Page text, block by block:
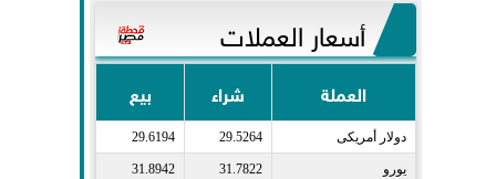
أسعار العملات
العملة شراء بيع
دولار أمريكى​ 29.5264
29.6194
يورو​ 31.7822
31.8942